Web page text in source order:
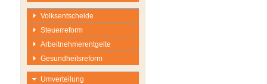
Volksentscheide
Steuerreform
Arbeitnehmerentgelte
Gesundheitsreform
Umverteilung